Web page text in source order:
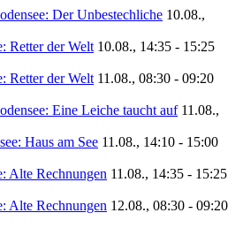
Der Unbestechliche 10.08.,
Retter der Welt 10.08., 14:35 - 15:25
Retter der Welt 11.08., 08:30 - 09:20
Eine Leiche taucht auf 11.08.,
Haus am See 11.08., 14:10 - 15:00
Alte Rechnungen 11.08., 14:35 - 15:25
Alte Rechnungen 12.08., 08:30 - 09:20